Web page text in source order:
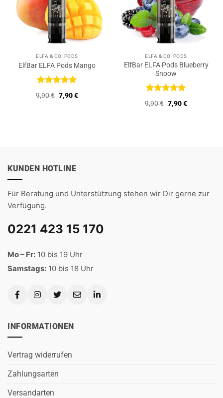
ELFA & CO. PODS
ElfBar ELFA Pods Mango
Bewertet
mit 5 von
9,90€ Ursprünglicher
Preis
7,90€Aktueller
ELFA & CO. PODS
ElfBar ELFA Pods Blueberry
Snoow
Bewertet
mit 5 von
9,90€ Ursprünglicher
Preis
7,90€Aktueller
KUNDEN HOTLINE
Für Beratung und Unterstützung stehen wir Dir gerne zur
Verfügung.
0221 423 15 170
Mo – Fr: 10 bis 19 Uhr
Samstags: 10 bis 18 Uhr
INFORMATIONEN
Vertrag widerrufen
Zahlungsarten
Versandarten